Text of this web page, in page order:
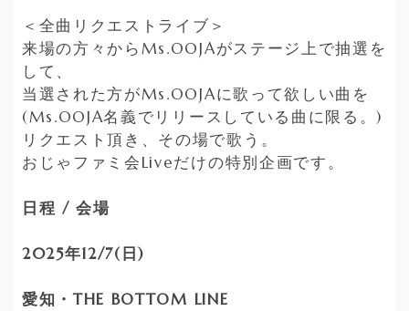
＜全曲リクエストライブ＞
来場の方々からMs.OOJAがステージ上で抽選を
して、
当選された方がMs.OOJAに歌って欲しい曲を
(Ms.OOJA名義でリリースしている曲に限る。)
リクエスト頂き、その場で歌う。
おじゃファミ会Liveだけの特別企画です。
日程 / 会場
2025年12/7(日)
愛知・THE BOTTOM LINE